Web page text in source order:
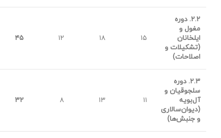
۲.۲. دوره
مغول و
ایلخانان
(تشکیلات و
اصلاحات)
۱۵ ۱۸ ۱۲ ۴۵
۲.۳. دوره
سلجوقیان و
آل‌بویه
(دیوان‌سالاری
و جنبش‌ها)
۱۱ ۱۳ ۸ ۳۲